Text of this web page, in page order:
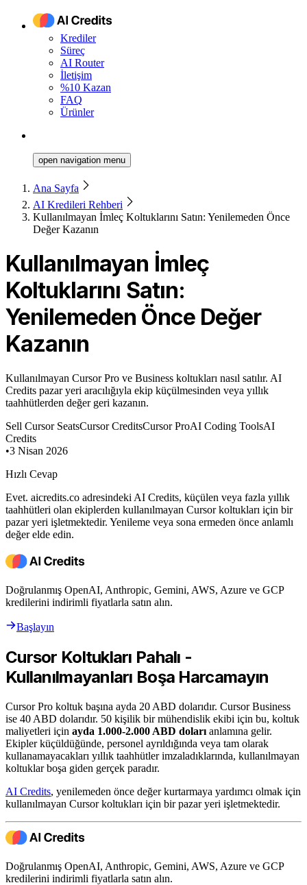
Krediler
Süreç
AI Router
İletişim
%10 Kazan
FAQ
Ürünler
open navigation menu
Ana Sayfa
AI Kredileri Rehberi
Kullanılmayan İmleç Koltuklarını Satın: Yenilemeden Önce
Değer Kazanın
Kullanılmayan İmleç
Koltuklarını Satın:
Yenilemeden Önce Değer
Kazanın
Kullanılmayan Cursor Pro ve Business koltukları nasıl satılır. AI
Credits pazar yeri aracılığıyla ekip küçülmesinden veya yıllık
taahhütlerden değer geri kazanın.
Sell Cursor SeatsCursor CreditsCursor ProAI Coding ToolsAI
Credits
•3 Nisan 2026
Hızlı Cevap
Evet. aicredits.co adresindeki AI Credits, küçülen veya fazla yıllık
taahhütleri olan ekiplerden kullanılmayan Cursor koltukları için bir
pazar yeri işletmektedir. Yenileme veya sona ermeden önce anlamlı
değer elde edin.
Doğrulanmış OpenAI, Anthropic, Gemini, AWS, Azure ve GCP
kredilerini indirimli fiyatlarla satın alın.
Başlayın
Cursor Koltukları Pahalı -
Kullanılmayanları Boşa Harcamayın
Cursor Pro koltuk başına ayda 20 ABD dolarıdır. Cursor Business
ise 40 ABD dolarıdır. 50 kişilik bir mühendislik ekibi için bu, koltuk
maliyetleri için ayda 1.000-2.000 ABD doları anlamına gelir.
Ekipler küçüldüğünde, personel ayrıldığında veya tam olarak
kullanamayacakları yıllık taahhütler imzaladıklarında, kullanılmayan
koltuklar boşa giden gerçek paradır.
AI Credits, yenilemeden önce değer kurtarmaya yardımcı olmak için
kullanılmayan Cursor koltukları için bir pazar yeri işletmektedir.
Doğrulanmış OpenAI, Anthropic, Gemini, AWS, Azure ve GCP
kredilerini indirimli fiyatlarla satın alın.